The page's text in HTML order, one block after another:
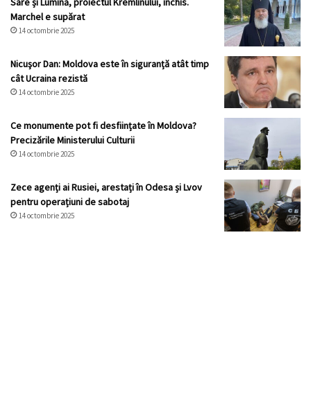
Marchel e supărat
14 octombrie 2025
Nicuşor Dan: Moldova este în siguranță atât timp
cât Ucraina rezistă
14 octombrie 2025
Ce monumente pot fi desființate în Moldova?
Precizările Ministerului Culturii
14 octombrie 2025
Zece agenți ai Rusiei, arestați în Odesa și Lvov
pentru operațiuni de sabotaj
14 octombrie 2025